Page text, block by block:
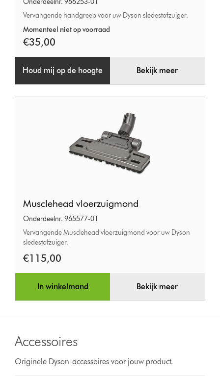
Onderdeelnr. 966253-01
Vervangende handgreep voor uw Dyson sledestofzuiger.
Momenteel niet op voorraad
€35,00
Houd mij op de hoogte Bekijk meer
vloerzuigmond
Musclehead vloerzuigmond
Onderdeelnr. 965577-01
Vervangende Musclehead vloerzuigmond voor uw Dyson
sledestofzuiger.
€115,00
In winkelmand Bekijk meer
Accessoires
Originele Dyson-accessoires voor jouw product.